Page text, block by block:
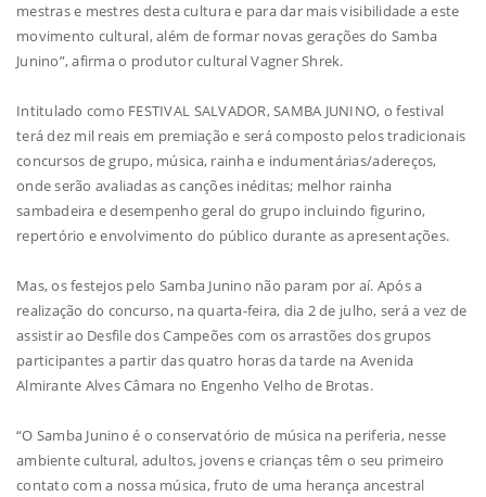
mestras e mestres desta cultura e para dar mais visibilidade a este
movimento cultural, além de formar novas gerações do Samba
Junino”, afirma o produtor cultural Vagner Shrek.
Intitulado como FESTIVAL SALVADOR, SAMBA JUNINO, o festival
terá dez mil reais em premiação e será composto pelos tradicionais
concursos de grupo, música, rainha e indumentárias/adereços,
onde serão avaliadas as canções inéditas; melhor rainha
sambadeira e desempenho geral do grupo incluindo figurino,
repertório e envolvimento do público durante as apresentações.
Mas, os festejos pelo Samba Junino não param por aí. Após a
realização do concurso, na quarta-feira, dia 2 de julho, será a vez de
assistir ao Desfile dos Campeões com os arrastões dos grupos
participantes a partir das quatro horas da tarde na Avenida
Almirante Alves Câmara no Engenho Velho de Brotas.
“O Samba Junino é o conservatório de música na periferia, nesse
ambiente cultural, adultos, jovens e crianças têm o seu primeiro
contato com a nossa música, fruto de uma herança ancestral